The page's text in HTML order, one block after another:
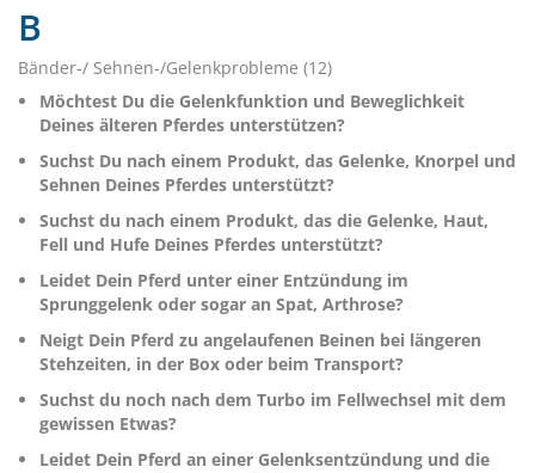
B
Bänder-/ Sehnen-/Gelenkprobleme (12)
Möchtest Du die Gelenkfunktion und Beweglichkeit
Deines älteren Pferdes unterstützen?
Suchst Du nach einem Produkt, das Gelenke, Knorpel und
Sehnen Deines Pferdes unterstützt?
Suchst du nach einem Produkt, das die Gelenke, Haut,
Fell und Hufe Deines Pferdes unterstützt?
Leidet Dein Pferd unter einer Entzündung im
Sprunggelenk oder sogar an Spat, Arthrose?
Neigt Dein Pferd zu angelaufenen Beinen bei längeren
Stehzeiten, in der Box oder beim Transport?
Suchst du noch nach dem Turbo im Fellwechsel mit dem
gewissen Etwas?
Leidet Dein Pferd an einer Gelenksentzündung und die